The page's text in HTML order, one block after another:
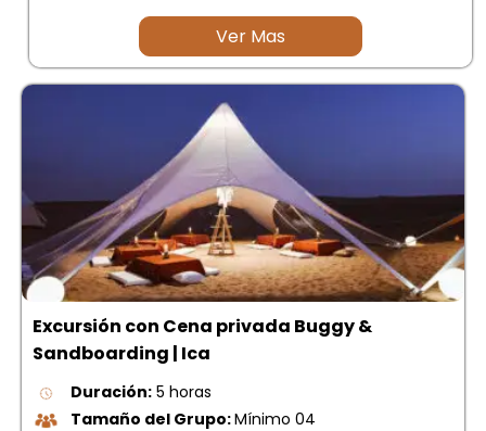
Ver Mas
Excursión con Cena privada Buggy &
Sandboarding | Ica
Duración: 5 horas
Tamaño del Grupo:Mínimo 04